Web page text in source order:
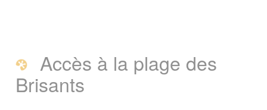
Accès à la plage des
Brisants